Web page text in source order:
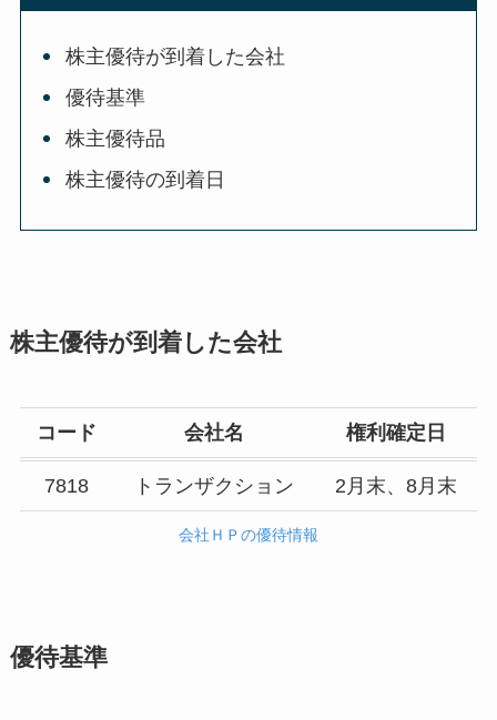
株主優待が到着した会社
優待基準
株主優待品
株主優待の到着日
株主優待が到着した会社
コード 会社名 権利確定日
7818 トランザクション 2月末、8月末
会社ＨＰの優待情報
優待基準